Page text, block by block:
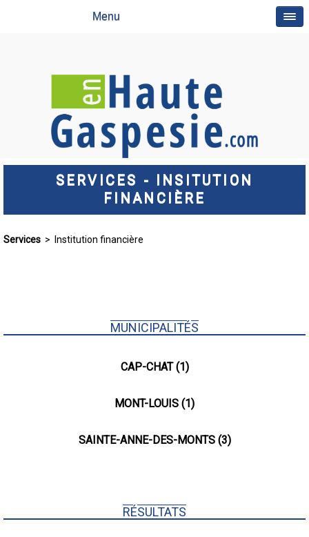
Menu
SERVICES - INSITUTION
FINANCIÈRE
Services > Institution financière
MUNICIPALITÉS
CAP-CHAT (1)
MONT-LOUIS (1)
SAINTE-ANNE-DES-MONTS (3)
RÉSULTATS